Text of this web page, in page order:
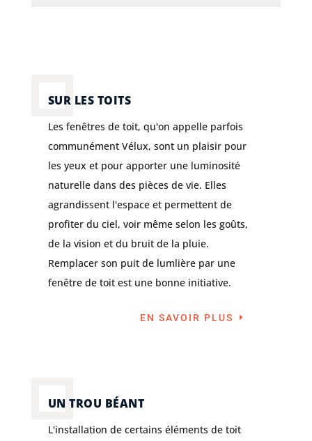
SUR LES TOITS
Les fenêtres de toit, qu'on appelle parfois
communément Vélux, sont un plaisir pour
les yeux et pour apporter une luminosité
naturelle dans des pièces de vie. Elles
agrandissent l'espace et permettent de
profiter du ciel, voir même selon les goûts,
de la vision et du bruit de la pluie.
Remplacer son puit de lumlière par une
fenêtre de toit est une bonne initiative.
EN SAVOIR PLUS
UN TROU BÉANT
L'installation de certains éléments de toit